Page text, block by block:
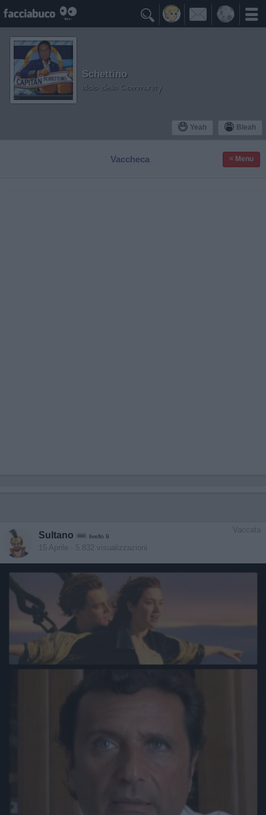

Yeah Bleah
Schettino
Idolo della Community
Vaccheca ≡ Menu
Vaccata
Sultano livello 9
15 Aprile - 5.832 visualizzazioni